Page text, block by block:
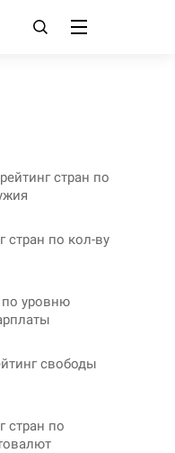
стран по
стран по кол-ву
по уровню
свободы
стран по